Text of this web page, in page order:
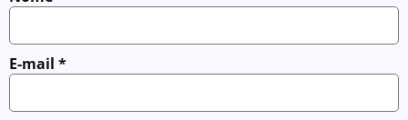
E-mail *